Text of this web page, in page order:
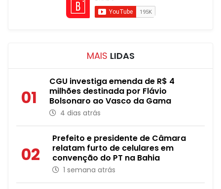
MAIS LIDAS
01
CGU investiga emenda de R$ 4
milhões destinada por Flávio
Bolsonaro ao Vasco da Gama
4 dias atrás
02
Prefeito e presidente de Câmara
relatam furto de celulares em
convenção do PT na Bahia
1 semana atrás